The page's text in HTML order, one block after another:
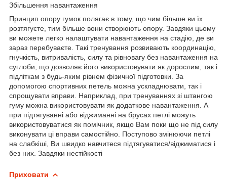
Збільшення навантаження
Принцип опору гумок полягає в тому, що чим більше ви їх
розтягуєте, тим більше вони створюють опору. Завдяки цьому
ви можете легко налаштувати навантаження на стадію, де ви
зараз перебуваєте. Такі тренування розвивають координацію,
гнучкість, витривалість, силу та рівновагу без навантаження на
суглоби, що дозволяє його використовувати як дорослим, так і
підліткам з будь-яким рівнем фізичної підготовки. За
допомогою спортивних петель можна ускладнювати, так і
спрощувати вправи. Наприклад, при тренуваннях зі штангою
гуму можна використовувати як додаткове навантаження. А
при підтягуванні або віджиманні на брусах петлі можуть
використовуватися як помічник, якщо Вам поки що не під силу
виконувати ці вправи самостійно. Поступово змінюючи петлі
на слабкіші, Ви швидко навчитеся підтягуватися/віджиматися і
без них. Завдяки нестійкості
Приховати